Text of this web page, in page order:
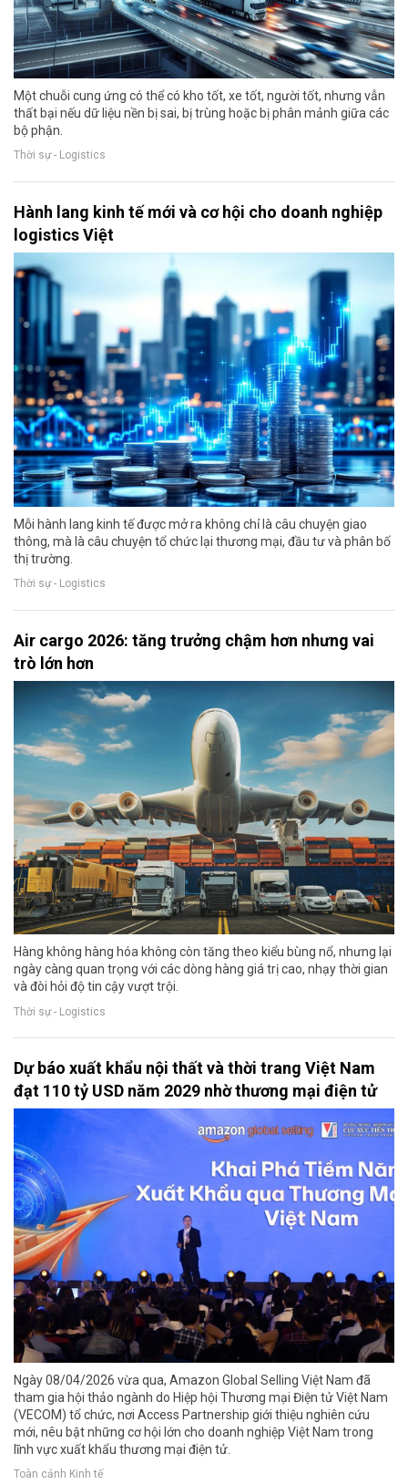
Một chuỗi cung ứng có thể có kho tốt, xe tốt, người tốt, nhưng vẫn
thất bại nếu dữ liệu nền bị sai, bị trùng hoặc bị phân mảnh giữa các
bộ phận.
Thời sự - Logistics
Hành lang kinh tế mới và cơ hội cho doanh nghiệp
logistics Việt
Mỗi hành lang kinh tế được mở ra không chỉ là câu chuyện giao
thông, mà là câu chuyện tổ chức lại thương mại, đầu tư và phân bố
thị trường.
Thời sự - Logistics
Air cargo 2026: tăng trưởng chậm hơn nhưng vai
trò lớn hơn
Hàng không hàng hóa không còn tăng theo kiểu bùng nổ, nhưng lại
ngày càng quan trọng với các dòng hàng giá trị cao, nhạy thời gian
và đòi hỏi độ tin cậy vượt trội.
Thời sự - Logistics
Dự báo xuất khẩu nội thất và thời trang Việt Nam
đạt 110 tỷ USD năm 2029 nhờ thương mại điện tử
Ngày 08/04/2026 vừa qua, Amazon Global Selling Việt Nam đã
tham gia hội thảo ngành do Hiệp hội Thương mại Điện tử Việt Nam
(VECOM) tổ chức, nơi Access Partnership giới thiệu nghiên cứu
mới, nêu bật những cơ hội lớn cho doanh nghiệp Việt Nam trong
lĩnh vực xuất khẩu thương mại điện tử.
Toàn cảnh Kinh tế